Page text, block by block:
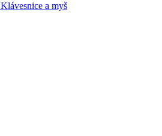
Klávesnice a myš